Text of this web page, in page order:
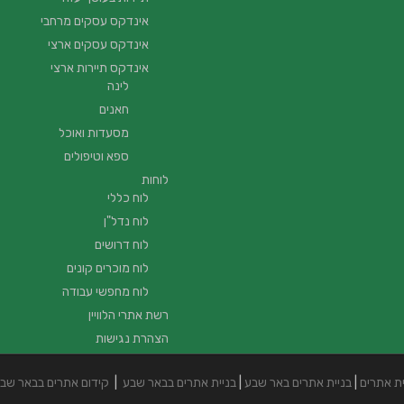
אינדקס עסקים מרחבי
אינדקס עסקים ארצי
אינדקס תיירות ארצי
לינה
חאנים
מסעדות ואוכל
ספא וטיפולים
לוחות
לוח כללי
לוח נדל"ן
לוח דרושים
לוח מוכרים קונים
לוח מחפשי עבודה
רשת אתרי הלוויין
הצהרת נגישות
אתרים בניית אתרים באר שבע בניית אתרים בבאר שבע קידום אתרים בבאר